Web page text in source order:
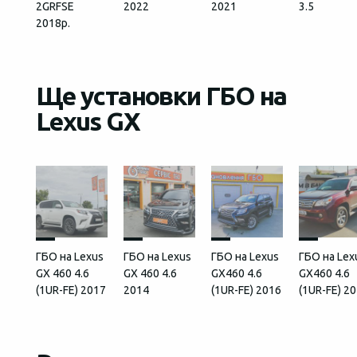
2GRFSЕ
2018р.
2022
2021
3.5
Ще установки ГБО на
Lexus GX
ГБО на Lexus
GX 460 4.6
(1UR-FE) 2017
ГБО на Lexus
GX 460 4.6
2014
ГБО на Lexus
GX460 4.6
(1UR-FE) 2016
ГБО на
GX460 4.6
(1UR-FE)